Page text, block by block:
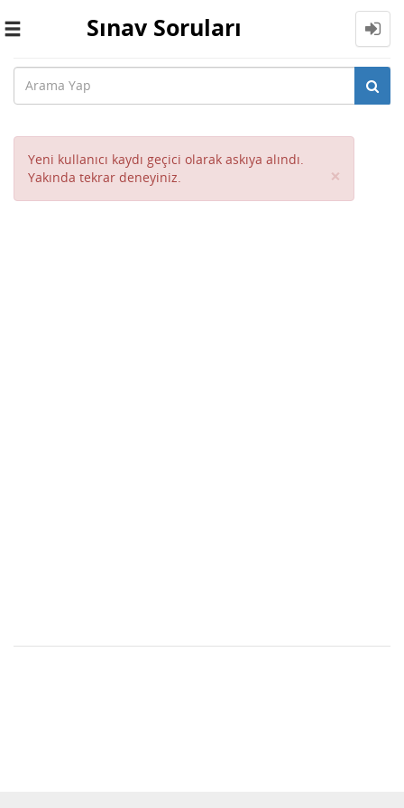
Toggle
Sınav Soruları
Yeni kullanıcı kaydı geçici olarak askıya alındı.
Yakında tekrar deneyiniz.
×